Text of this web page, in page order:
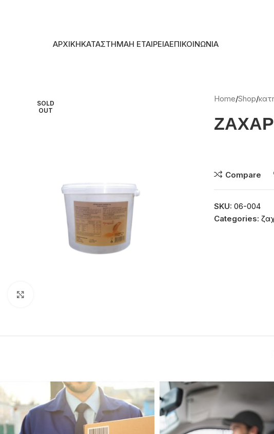
ΑΡΧΙΚΗΚΑΤΑΣΤΗΜΑΗ ΕΤΑΙΡΕΙΑΕΠΙΚΟΙΝΩΝΙΑ
SOLD
OUT
Home Shop
Compare
SKU:06-004
Categories: